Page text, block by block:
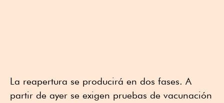
La reapertura se producirá en dos fases. A
partir de ayer se exigen pruebas de vacunación